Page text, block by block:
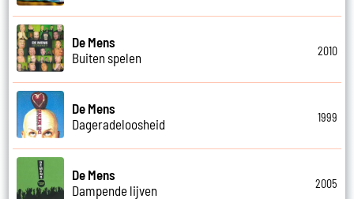
De Mens
Buiten spelen
2010
De Mens
Dageradeloosheid
1999
De Mens
Dampende lijven
2005